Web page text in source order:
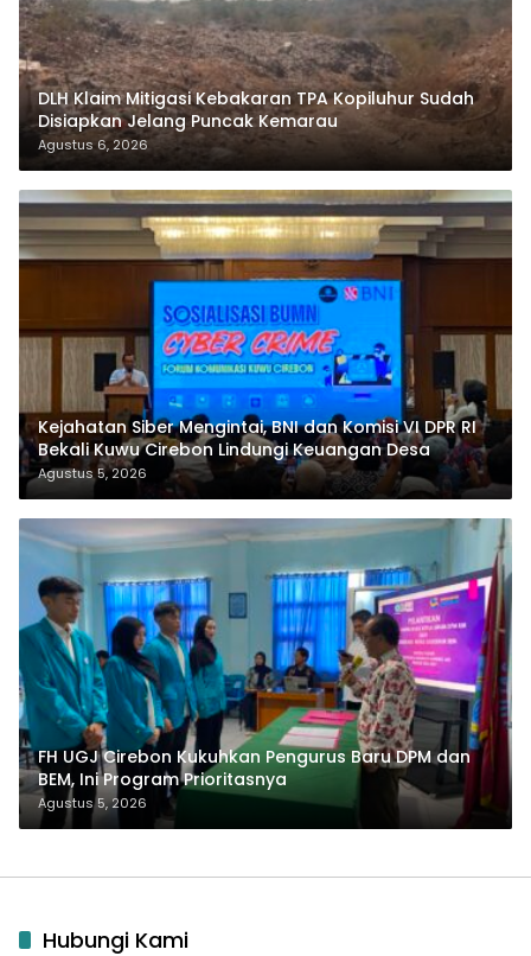
DLH Klaim Mitigasi Kebakaran TPA Kopiluhur Sudah
Disiapkan Jelang Puncak Kemarau
Agustus 6, 2026
Kejahatan Siber Mengintai, BNI dan Komisi VI DPR RI
Bekali Kuwu Cirebon Lindungi Keuangan Desa
Agustus 5, 2026
FH UGJ Cirebon Kukuhkan Pengurus Baru DPM dan
BEM, Ini Program Prioritasnya
Agustus 5, 2026
Hubungi Kami